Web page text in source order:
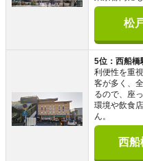
松
5位：西船橋
利便性を重
客が多く、
るので、座
環境や飲食
ん。
西船